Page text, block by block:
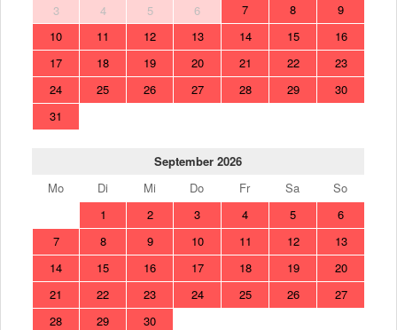
3
4 5 6 7 8
9
10
11 12 13 14 15
16
17
18 19 20 21 22
23
24
25 26 27 28 29
30
31
September 2026
Mo
Di Mi Do Fr Sa
So
1
2 3 4 5
6
7
8 9 10 11 12
13
14
15 16 17 18 19
20
21
22 23 24 25 26
27
28
29 30